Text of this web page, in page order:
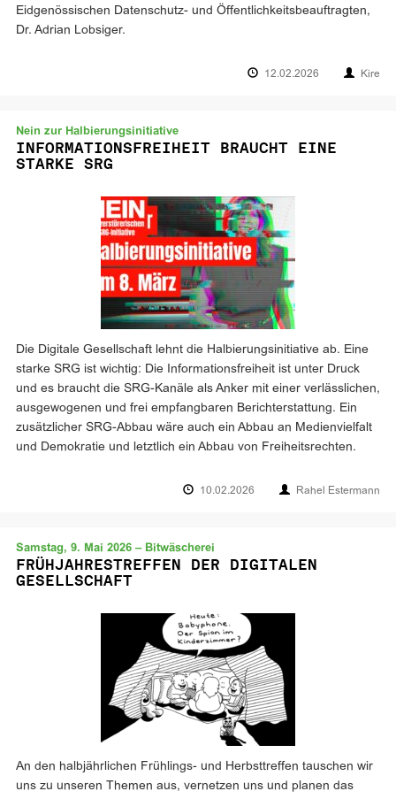
Eidgenössischen Datenschutz- und Öffentlichkeitsbeauftragten,
Dr. Adrian Lobsiger.
12.02.2026 Kire
Nein zur Halbierungsinitiative
INFORMATIONSFREIHEIT BRAUCHT EINE
STARKE SRG
Die Digitale Gesellschaft lehnt die Halbierungsinitiative ab. Eine
starke SRG ist wichtig: Die Informationsfreiheit ist unter Druck
und es braucht die SRG-Kanäle als Anker mit einer verlässlichen,
ausgewogenen und frei empfangbaren Berichterstattung. Ein
zusätzlicher SRG-Abbau wäre auch ein Abbau an Medienvielfalt
und Demokratie und letztlich ein Abbau von Freiheitsrechten.
10.02.2026 Rahel Estermann
Samstag, 9. Mai 2026 – Bitwäscherei
FRÜHJAHRESTREFFEN DER DIGITALEN
GESELLSCHAFT
An den halbjährlichen Frühlings- und Herbsttreffen tauschen wir
uns zu unseren Themen aus, vernetzen uns und planen das